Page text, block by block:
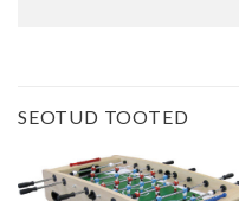
SEOTUD TOOTED